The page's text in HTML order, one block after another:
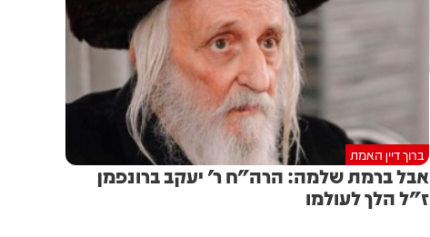
ברוך דיין האמת
אבל ברמת שלמה: הרה"ח ר' יעקב ברונפמן
ז"ל הלך לעולמו